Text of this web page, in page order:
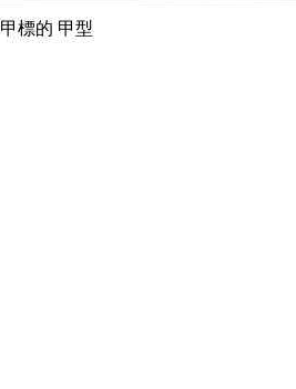
甲標的 甲型